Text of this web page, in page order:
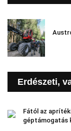
Erdészeti,
Fától az
géptámogatás